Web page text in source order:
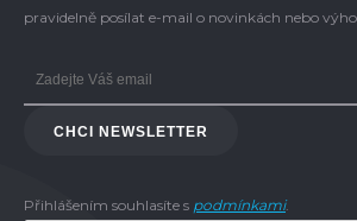
pravidelně posílat e-mail o novinkách nebo
CHCI NEWSLETTER
Přihlášením souhlasíte s podmínkami.